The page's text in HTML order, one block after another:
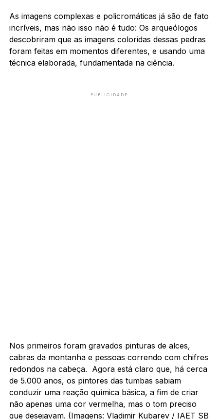
As imagens complexas e policromáticas já são de fato
incríveis, mas não isso não é tudo: Os arqueólogos
descobriram que as imagens coloridas dessas pedras
foram feitas em momentos diferentes, e usando uma
técnica elaborada, fundamentada na ciência.
PUBLICIDADE
Nos primeiros foram gravados pinturas de alces,
cabras da montanha e pessoas correndo com chifres
redondos na cabeça. Agora está claro que, há cerca
de 5.000 anos, os pintores das tumbas sabiam
conduzir uma reação química básica, a fim de criar
não apenas uma cor vermelha, mas o tom preciso
que desejavam. (Imagens: Vladimir Kubarev / IAET SB